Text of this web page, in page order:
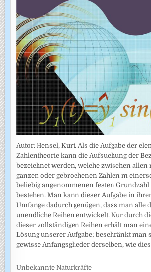
Autor: Hensel, Kurt. Als die Aufgabe der
Zahlentheorie kann die Aufsuchung der
bezeichnet werden, welche zwischen allen
ganzen oder gebrochenen Zahlen m
beliebig angenommenen festen Grundzahl
bestehen. Man kann dieser Aufgabe in
Umfange dadurch genügen, dass man alle
unendliche Reihen entwickelt. Nur durch
dieser vollständigen Reihen erhält man
Lösung unserer Aufgabe; beschränkt man
gewisse Anfangsglieder derselben, wie
Unbekannte Naturkräfte